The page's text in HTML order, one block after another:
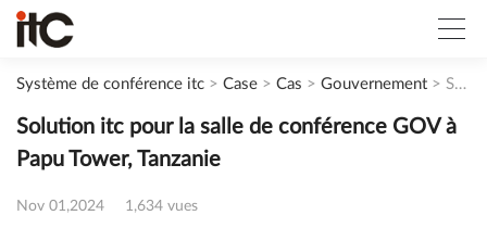
Système de conférence itc > Case > Cas > Gouvernement > Solution itc pour la salle de conférence GOV à Papu Tower, Tanzanie
Solution itc pour la salle de conférence GOV à
Papu Tower, Tanzanie
Nov 01,2024 1,634 vues